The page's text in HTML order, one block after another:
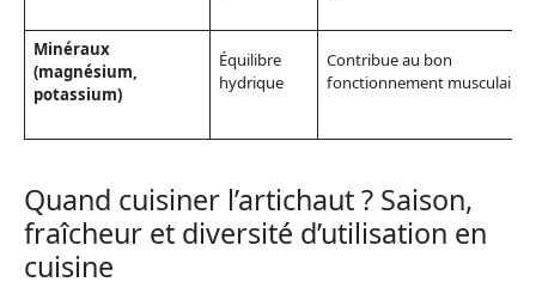
Minéraux
(magnésium,
potassium)
Équilibre
hydrique
Contribue au bon
fonctionnement musculaire
Quand cuisiner l’artichaut ? Saison,
fraîcheur et diversité d’utilisation en
cuisine